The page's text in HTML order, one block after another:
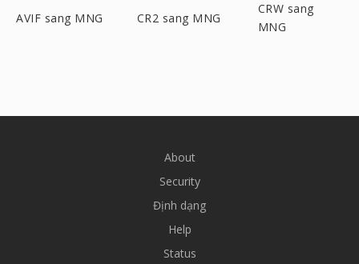
AVIF sang MNG CR2 sang MNG
CRW sang
MNG
About
Security
Định dạng
Help
Status